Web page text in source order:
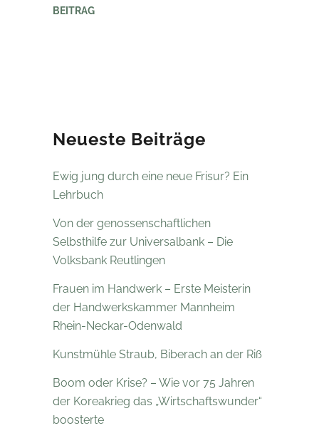
BEITRAG
Neueste Beiträge
Ewig jung durch eine neue Frisur? Ein
Lehrbuch
Von der genossenschaftlichen
Selbsthilfe zur Universalbank – Die
Volksbank Reutlingen
Frauen im Handwerk – Erste Meisterin
der Handwerkskammer Mannheim
Rhein-Neckar-Odenwald
Kunstmühle Straub, Biberach an der Riß
Boom oder Krise? – Wie vor 75 Jahren
der Koreakrieg das „Wirtschaftswunder“
boosterte